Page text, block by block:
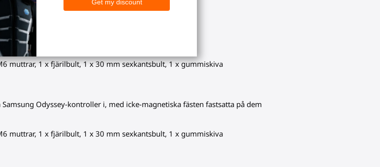
fäste fastsatt på det
muttrar, 1 x fjärilbult, 1 x 30 mm sexkantsbult, 1 x gummiskiva
Odyssey-kontroller i, med icke-magnetiska fästen fastsatta på dem
muttrar, 1 x fjärilbult, 1 x 30 mm sexkantsbult, 1 x gummiskiva